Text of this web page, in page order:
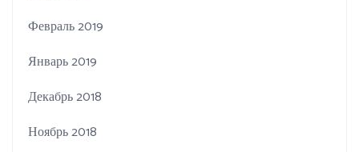
Февраль 2019
Январь 2019
Декабрь 2018
Ноябрь 2018